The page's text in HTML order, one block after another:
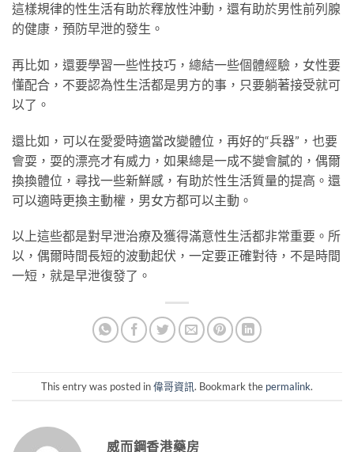
這樣規律的性生活有助於釋放性沖動，還有助於男性前列腺
的健康，預防早泄的發生。
再比如，還要學習一些性技巧，總結一些個體經驗，女性要
懂配合，不要認為性生活都是男方的事，只要躺著接受就可
以了。
還比如，可以在愛愛時適當改變體位，再好的“兵器”，也要
會耍，耍的漂亮才有威力，如果總是一成不變會膩的，偶爾
換換體位，尋找一些新鮮感，有助於性生活質量的提高。還
可以適時更換主動權，男女方都可以主動。
以上這些都是對早泄治療及獲得滿意性生活都非常重要。所
以，偶爾時間長短的波動起伏，一定要正確對待，不是時間
一短，就是早泄復發了。
This entry was posted in偉哥資訊. Bookmark the permalink.
威而鋼香港藥房